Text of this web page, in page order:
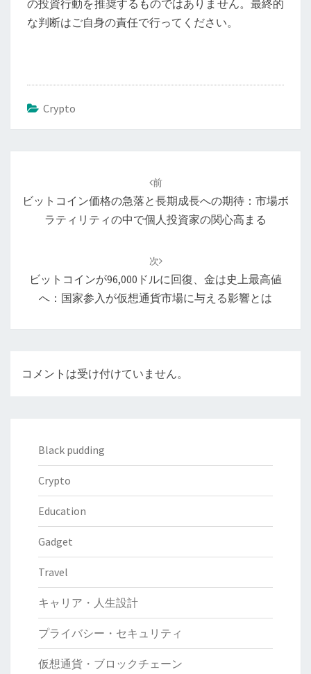
の投資行動を推奨するものではありません。最終的
な判断はご自身の責任で行ってください。
Crypto
ナ
前
ビットコイン価格の急落と長期成長への期待：市場ボ
ラティリティの中で個人投資家の関心高まる
次
ビットコインが96,000ドルに回復、金は史上最高値
へ：国家参入が仮想通貨市場に与える影響とは
コメントは受け付けていません。
Black pudding
Crypto
Education
Gadget
Travel
キャリア・人生設計
プライバシー・セキュリティ
仮想通貨・ブロックチェーン